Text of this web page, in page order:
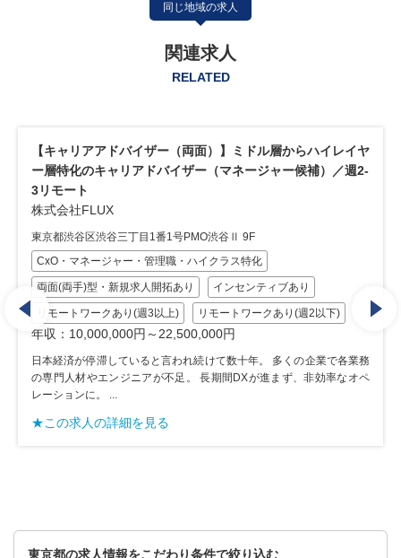
同じ地域の求人
関連求人
RELATED
【キャリアアドバイザー（両面）】ミドル層からハイレイヤ
ー層特化のキャリアドバイザー（マネージャー候補）／週2-
3リモート
株式会社FLUX
東京都渋谷区渋谷三丁目1番1号PMO渋谷Ⅱ 9F
CxO・マネージャー・管理職・ハイクラス特化
両面(両手)型・新規求人開拓あり インセンティブあり
リモートワークあり(週3以上) リモートワークあり(週2以下)
年収：10,000,000円～22,500,000円
日本経済が停滞していると言われ続けて数十年。 多くの企業で各業務
の専門人材やエンジニアが不足。 長期間DXが進まず、非効率なオペ
レーションに。 ...
★この求人の詳細を見る
東京都の求人情報をこだわり条件で絞り込む